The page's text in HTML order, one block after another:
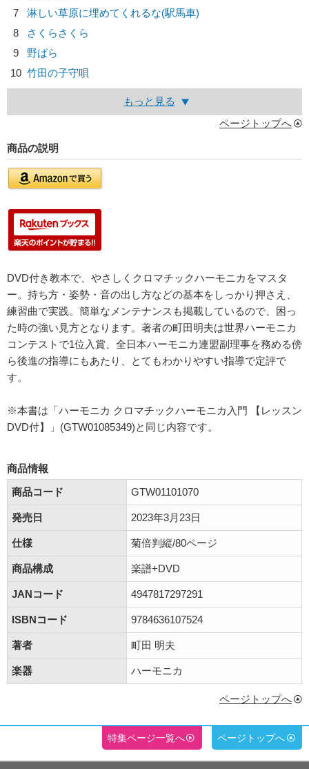
7
淋しい草原に埋めてくれるな(駅馬車)
8
さくらさくら
9
野ばら
10 竹田の子守唄
もっと見る
ページトップへ
商品の説明
DVD付き教本で、やさしくクロマチックハーモニカをマスタ
ー。持ち方・姿勢・音の出し方などの基本をしっかり押さえ、
練習曲で実践。簡単なメンテナンスも掲載しているので、困っ
た時の強い見方となります。著者の町田明夫は世界ハーモニカ
コンテストで1位入賞、全日本ハーモニカ連盟副理事を務める傍
ら後進の指導にもあたり、とてもわかりやすい指導で定評で
す。
※本書は「ハーモニカ クロマチックハーモニカ入門 【レッスン
DVD付】」(GTW01085349)と同じ内容です。
商品情報
商品コード
GTW01101070
発売日 2023年3月23日
仕様 菊倍判縦/80ページ
商品構成 楽譜+DVD
JANコード 4947817297291
ISBNコード 9784636107524
著者 町田 明夫
楽器 ハーモニカ
ページトップへ
特集ページ一覧へ ページトップへ